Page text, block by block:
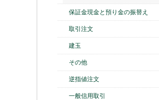
保証金現金と預り金の振替え
取引注文
建玉
その他
逆指値注文
一般信用取引